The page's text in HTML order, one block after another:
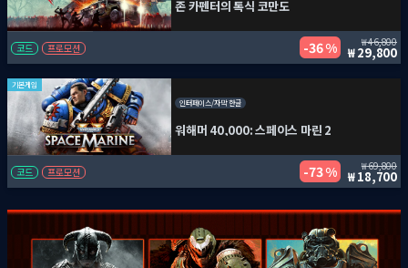
존 카펜터의 톡식 코만도
코드 프로모션 36 % 46,800
29,800
기본게임
인터페이스/자막 한글
워해머 40,000: 스페이스 마린 2
코드 프로모션 73 % 69,800
18,700